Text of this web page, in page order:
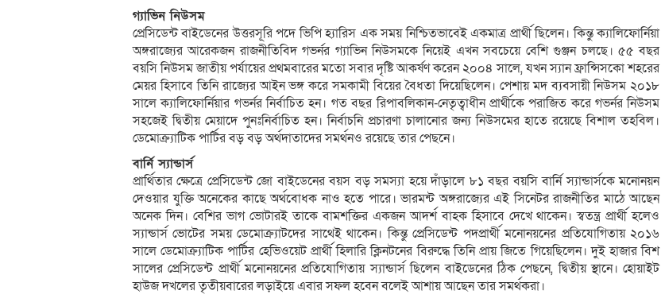
গ্যাভিন নিউসম
প্রেসিডেন্ট বাইডেনের উত্তরসূরি পদে ভিপি হ্যারিস এক সময় নিশ্চিতভাবেই একমাত্র প্রার্থী ছিলেন। কিন্তু ক্যালিফোর্নিয়া
অঙ্গরাজ্যের আরেকজন রাজনীতিবিদ গভর্নর গ্যাভিন নিউসমকে নিয়েই এখন সবচেয়ে বেশি গুঞ্জন চলছে। ৫৫ বছর
বয়সি নিউসম জাতীয় পর্যায়ের প্রথমবারের মতো সবার দৃষ্টি আকর্ষণ করেন ২০০৪ সালে, যখন স্যান ফ্রান্সিসকো শহরের
মেয়র হিসাবে তিনি রাজ্যের আইন ভঙ্গ করে সমকামী বিয়ের বৈধতা দিয়েছিলেন। পেশায় মদ ব্যবসায়ী নিউসম ২০১৮
সালে ক্যালিফোর্নিয়ার গভর্নর নির্বাচিত হন। গত বছর রিপাবলিকান-নেতৃত্বাধীন প্রার্থীকে পরাজিত করে গভর্নর নিউসম
সহজেই দ্বিতীয় মেয়াদে পুনঃনির্বাচিত হন। নির্বাচনি প্রচারণা চালানোর জন্য নিউসমের হাতে রয়েছে বিশাল তহবিল।
ডেমোক্র্যাটিক পার্টির বড় বড় অর্থদাতাদের সমর্থনও রয়েছে তার পেছনে।
বার্নি স্যান্ডার্স
প্রার্থিতার ক্ষেত্রে প্রেসিডেন্ট জো বাইডেনের বয়স বড় সমস্যা হয়ে দাঁড়ালে ৮১ বছর বয়সি বার্নি স্যান্ডার্সকে মনোনয়ন
দেওয়ার যুক্তি অনেকের কাছে অর্থবোধক নাও হতে পারে। ভারমন্ট অঙ্গরাজ্যের এই সিনেটর রাজনীতির মাঠে আছেন
অনেক দিন। বেশির ভাগ ভোটারই তাকে বামশক্তির একজন আদর্শ বাহক হিসাবে দেখে থাকেন। স্বতন্ত্র প্রার্থী হলেও
স্যান্ডার্স ভোটের সময় ডেমোক্র্যাটদের সাথেই থাকেন। কিন্তু প্রেসিডেন্ট পদপ্রার্থী মনোনয়নের প্রতিযোগিতায় ২০১৬
সালে ডেমোক্র্যাটিক পার্টির হেভিওয়েট প্রার্থী হিলারি ক্লিনটনের বিরুদ্ধে তিনি প্রায় জিতে গিয়েছিলেন। দুই হাজার বিশ
সালের প্রেসিডেন্ট প্রার্থী মনোনয়নের প্রতিযোগিতায় স্যান্ডার্স ছিলেন বাইডেনের ঠিক পেছনে, দ্বিতীয় স্থানে। হোয়াইট
হাউজ দখলের তৃতীয়বারের লড়াইয়ে এবার সফল হবেন বলেই আশায় আছেন তার সমর্থকরা।